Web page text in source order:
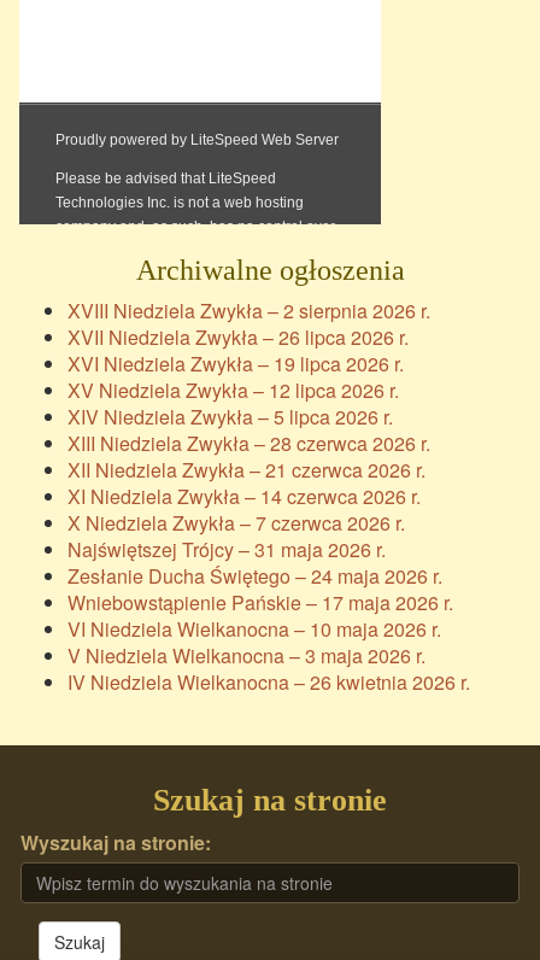
Archiwalne ogłoszenia
XVIII Niedziela Zwykła – 2 sierpnia 2026 r.
XVII Niedziela Zwykła – 26 lipca 2026 r.
XVI Niedziela Zwykła – 19 lipca 2026 r.
XV Niedziela Zwykła – 12 lipca 2026 r.
XIV Niedziela Zwykła – 5 lipca 2026 r.
XIII Niedziela Zwykła – 28 czerwca 2026 r.
XII Niedziela Zwykła – 21 czerwca 2026 r.
XI Niedziela Zwykła – 14 czerwca 2026 r.
X Niedziela Zwykła – 7 czerwca 2026 r.
Najświętszej Trójcy – 31 maja 2026 r.
Zesłanie Ducha Świętego – 24 maja 2026 r.
Wniebowstąpienie Pańskie – 17 maja 2026 r.
VI Niedziela Wielkanocna – 10 maja 2026 r.
V Niedziela Wielkanocna – 3 maja 2026 r.
IV Niedziela Wielkanocna – 26 kwietnia 2026 r.
Szukaj na stronie
Wyszukaj na stronie:
Szukaj